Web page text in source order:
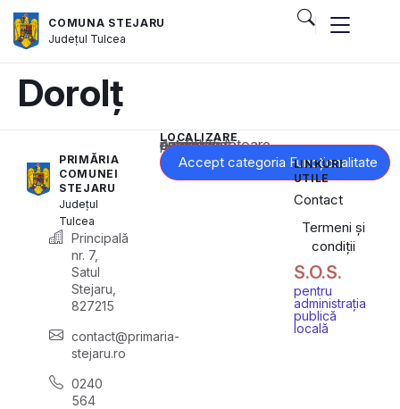
COMUNA STEJARU
Județul Tulcea
Dorolț
PRIMĂRIA
COMUNEI
STEJARU
Județul
Tulcea
Principală
nr. 7,
Satul
Stejaru,
827215
contact@primaria-
stejaru.ro
0240
564
LOCALIZARE
Acest conținut este blocat până când acceptați categoria corespunzătoare de cookie-uri.
Accept categoria Funcționalitate
LINKURI
UTILE
Contact
Termeni și
condiții
S.O.S.
pentru
administrația
publică
locală